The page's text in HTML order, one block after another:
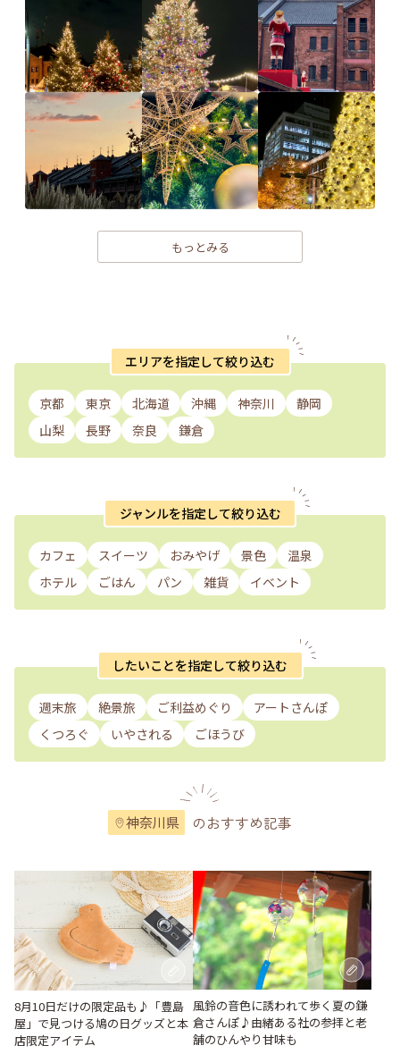
もっとみる
エリアを指定して絞り込む
京都 東京 北海道 沖縄 神奈川
静岡
山梨
長野 奈良 鎌倉
ジャンルを指定して絞り込む
カフェ スイーツ おみやげ 景色
温泉
ホテル
ごはん パン 雑貨 イベント
したいことを指定して絞り込む
週末旅 絶景旅 ご利益めぐり
アートさんぽ
くつろぐ
いやされる ごほうび
神奈川県 のおすすめ記事
8月10日だけの限定品も♪「豊島
屋」で見つける鳩の日グッズと本
店限定アイテム
風鈴の音色に誘われて歩く夏の鎌
倉さんぽ♪由緒ある社の参拝と老
舗のひんやり甘味も